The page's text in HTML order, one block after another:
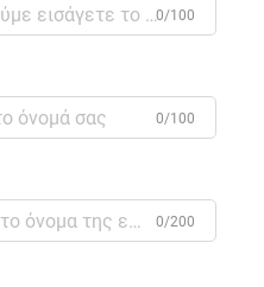
0/100
0/100
0/200